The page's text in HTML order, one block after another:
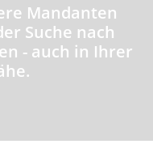
Mandanten
Suche nach
- auch in Ihrer